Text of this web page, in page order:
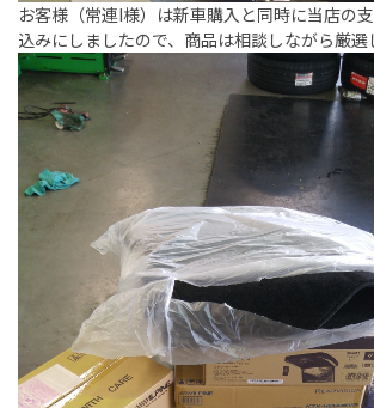
お客様（常連I様）は新車購入と同時に当店の
込みにしましたので、商品は相談しながら厳選